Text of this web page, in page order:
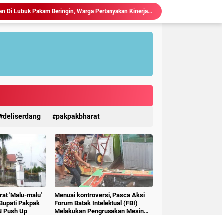
Ciptakan Generasi Muda Tertib Berkendara, Satlantas Polres Langkat Bekali Pelajar SMP.
Polres Langkat Amankan Ibadah Minggu di Empat Gereja, Wujud Komitmen Jaga Kerukunan Umat Beragama.
Ketua P3A Tirta Setia Menghindar Saat Hendak Dikonfirmasi, Proyek Pembangunan Irigasi Diduga Mark Up
deliserdang pakpakbharat
'Malu-malu'
Pakpak
Push Up
Menuai kontroversi, Pasca Aksi
Forum Batak Intelektual (FBI)
Melakukan Pengrusakan Mesin